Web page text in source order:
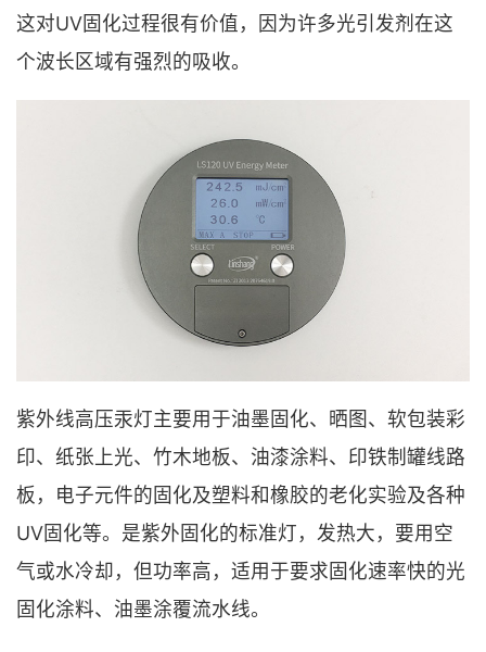
这对UV固化过程很有价值，因为许多光引发剂在这
个波长区域有强烈的吸收。
紫外线高压汞灯主要用于油墨固化、晒图、软包装彩
印、纸张上光、竹木地板、油漆涂料、印铁制罐线路
板，电子元件的固化及塑料和橡胶的老化实验及各种
UV固化等。是紫外固化的标准灯，发热大，要用空
气或水冷却，但功率高，适用于要求固化速率快的光
固化涂料、油墨涂覆流水线。